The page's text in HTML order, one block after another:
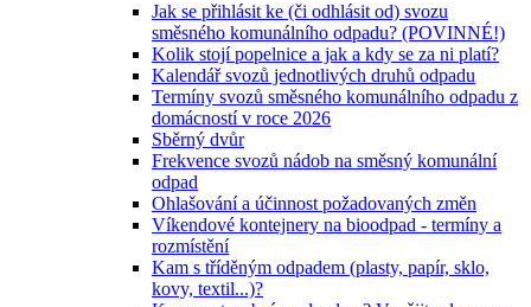
Jak se přihlásit ke (či odhlásit od) svozu
směsného komunálního odpadu? (POVINNÉ!)
Kolik stojí popelnice a jak a kdy se za ni platí?
Kalendář svozů jednotlivých druhů odpadu
Termíny svozů směsného komunálního odpadu z
domácností v roce 2026
Sběrný dvůr
Frekvence svozů nádob na směsný komunální
odpad
Ohlašování a účinnost požadovaných změn
Víkendové kontejnery na bioodpad - termíny a
rozmístění
Kam s tříděným odpadem (plasty, papír, sklo,
kovy, textil...)?